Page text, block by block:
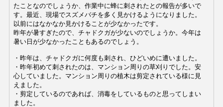
たことなのでしょうか、作業中に蜂に刺されたとの報告が多いで
す。最近、現場でスズメバチを多く見かけるようになりました。
以前にはなかなか見かけることが少なかったです。
昨年が暑すぎたので、チャドクガが少ないのでしょうか。今年は
暑い日が少なかったこともあるのでしょう。
・ 昨年は、チャドクガに何度も刺され、ひどいめに遭いました。
・昨年初めて刺されたのは、マンション周りの草刈りでした。安
心していました。マンション周りの植木は剪定されている様に見
えました。
・剪定しているのであれば、消毒をしているものと思ってしまい
ました。